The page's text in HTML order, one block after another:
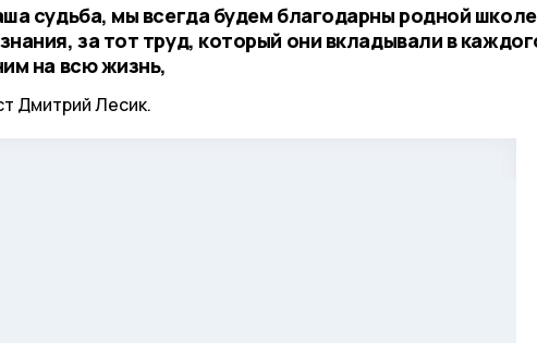
судьба, мы всегда будем благодарны родной
за тот труд, который они вкладывали в
на всю жизнь,
Дмитрий Лесик.